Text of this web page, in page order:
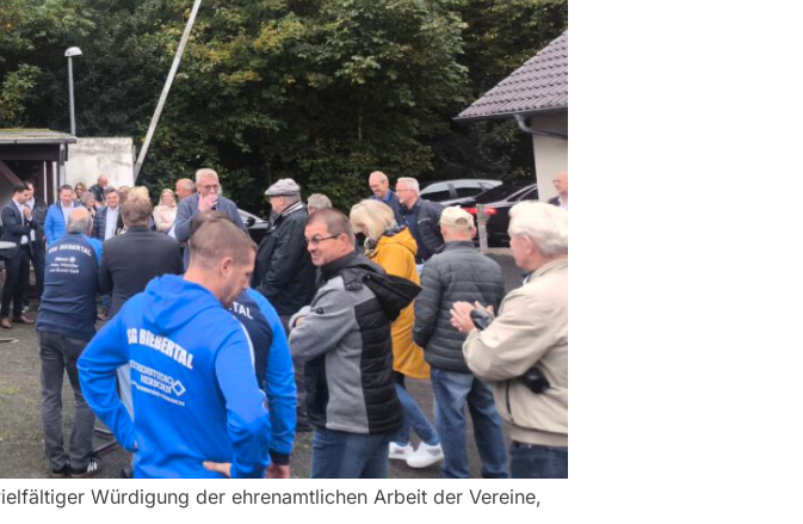
Würdigung der ehrenamtlichen Arbeit der Vereine,